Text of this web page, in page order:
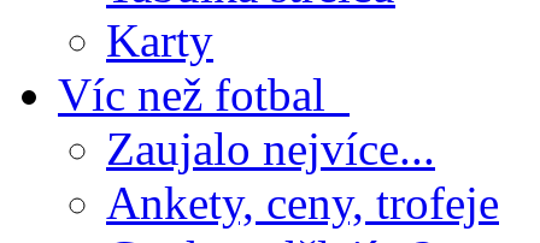
Karty
Víc než fotbal
Zaujalo nejvíce...
Ankety, ceny, trofeje